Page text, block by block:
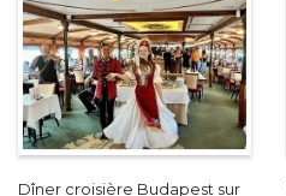
Dîner croisière Budapest sur